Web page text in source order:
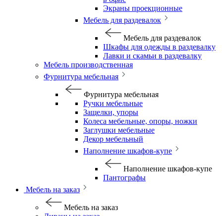
Экраны проекционные
Мебель для раздевалок
Мебель для раздевалок
Шкафы для одежды в раздевалку
Лавки и скамьи в раздевалку
Мебель производственная
Фурнитура мебельная
Фурнитура мебельная
Ручки мебельные
Защелки, упоры
Колеса мебельные, опоры, ножки
Заглушки мебельные
Декор мебельный
Наполнение шкафов-купе
Наполнение шкафов-купе
Пантографы
Мебель на заказ
Мебель на заказ